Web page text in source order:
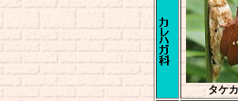
タケ